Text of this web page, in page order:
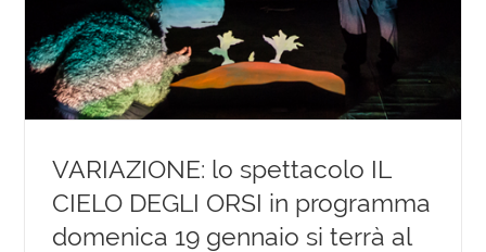
VARIAZIONE: lo spettacolo IL
CIELO DEGLI ORSI in programma
domenica 19 gennaio si terrà al